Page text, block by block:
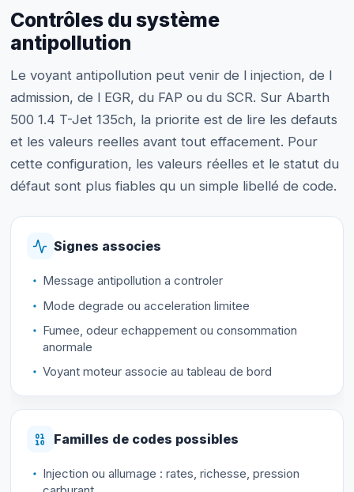
Contrôles du système
antipollution
Le voyant antipollution peut venir de l injection, de l
admission, de l EGR, du FAP ou du SCR. Sur Abarth
500 1.4 T-Jet 135ch, la priorite est de lire les defauts
et les valeurs reelles avant tout effacement. Pour
cette configuration, les valeurs réelles et le statut du
défaut sont plus fiables qu un simple libellé de code.
Signes associes
Message antipollution a controler
Mode degrade ou acceleration limitee
Fumee, odeur echappement ou consommation
anormale
Voyant moteur associe au tableau de bord
Familles de codes possibles
Injection ou allumage : rates, richesse, pression